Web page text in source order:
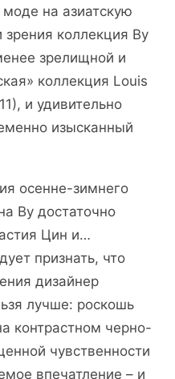
на азиатскую
зрения коллекция Ву
зрелищной и
коллекция Louis
и удивительно
изысканный
осенне-зимнего
Ву достаточно
Цин и…
признать, что
дизайнер
лучше: роскошь
контрастном черно-
чувственности
впечатление – и